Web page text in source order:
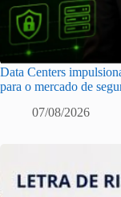
Data Centers
para o mercado de
07/08/2026